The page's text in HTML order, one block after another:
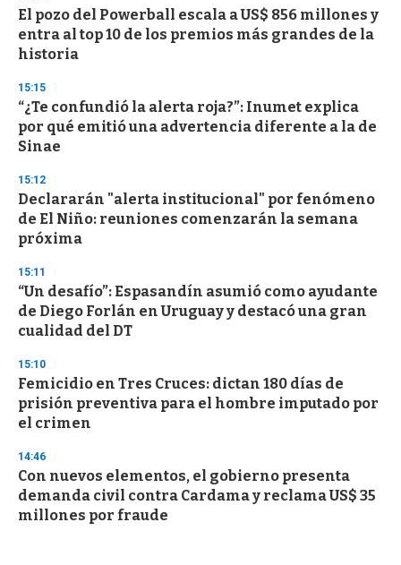
s
El pozo del Powerball escala a US$ 856 millones y
entra al top 10 de los premios más grandes de la
historia
15:15
“¿Te confundió la alerta roja?”: Inumet explica
por qué emitió una advertencia diferente a la de
Sinae
15:12
Declararán "alerta institucional" por fenómeno
de El Niño: reuniones comenzarán la semana
próxima
15:11
“Un desafío”: Espasandín asumió como ayudante
de Diego Forlán en Uruguay y destacó una gran
cualidad del DT
15:10
Femicidio en Tres Cruces: dictan 180 días de
prisión preventiva para el hombre imputado por
el crimen
14:46
Con nuevos elementos, el gobierno presenta
demanda civil contra Cardama y reclama US$ 35
millones por fraude